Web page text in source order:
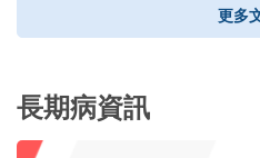
更多
長期病資訊